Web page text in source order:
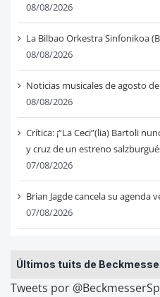
08/08/2026
La Bilbao Orkestra Sinfonikoa
08/08/2026
Noticias musicales de agosto
08/08/2026
Crítica: ¡“La Ceci”(lia) Bartoli
y cruz de un estreno
07/08/2026
Brian Jagde cancela su agenda
07/08/2026
Últimos tuits de
Tweets por